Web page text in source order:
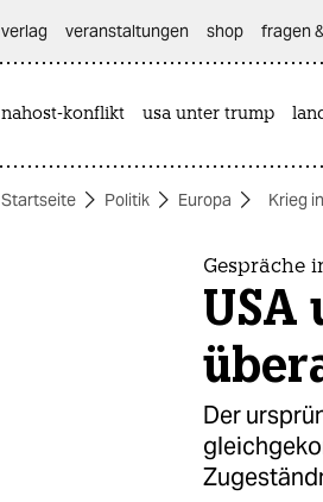
themen
verlag
veranstaltungen shop fragen
nahost-konflikt usa unter trump
Startseite Politik Europa Krieg
Gespräche
USA
Der